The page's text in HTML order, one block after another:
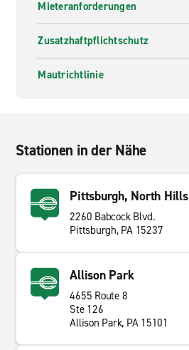
Mieteranforderungen
Zusatzhaftpflichtschutz
Mautrichtlinie
Stationen in der Nähe
Pittsburgh, North Hills
2260 Babcock Blvd.
Pittsburgh, PA 15237
Allison Park
4655 Route 8
Ste 126
Allison Park, PA 15101